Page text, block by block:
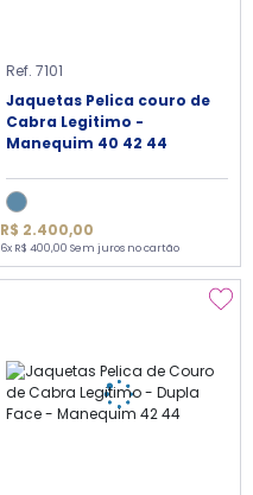
Ref. 7101
Jaquetas Pelica couro de
Cabra Legitimo -
Manequim 40 42 44
R$ 2.400,00
6x R$ 400,00 Sem juros no cartão